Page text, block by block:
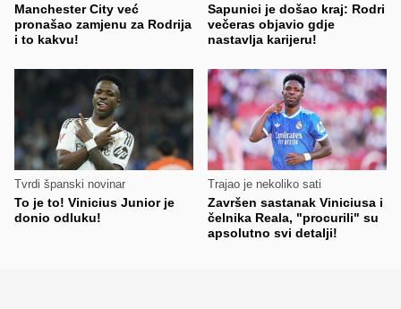
Manchester City već
pronašao zamjenu za Rodrija
i to kakvu!
Sapunici je došao kraj: Rodri
večeras objavio gdje
nastavlja karijeru!
Tvrdi španski novinar
To je to! Vinicius Junior je
donio odluku!
Trajao je nekoliko sati
Završen sastanak Viniciusa i
čelnika Reala, "procurili" su
apsolutno svi detalji!